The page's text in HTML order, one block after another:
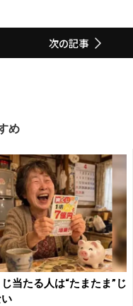
次の記事
め
当たる人は“たまたま”じ